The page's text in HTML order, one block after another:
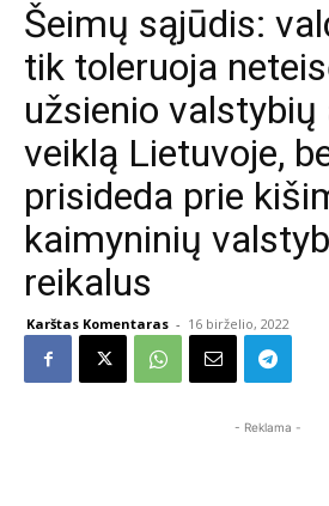
Šeimų sąjūdis:
tik toleruoja
užsienio
veiklą Lietuvoje,
prisideda prie
kaimyninių
reikalus
Karštas Komentaras - 16 birželio, 2022
- Reklama -